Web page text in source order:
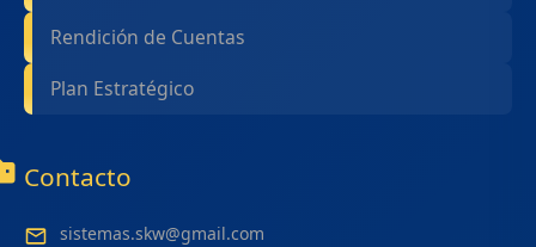
Rendición de Cuentas
Plan Estratégico
Contacto
sistemas.skw@gmail.com